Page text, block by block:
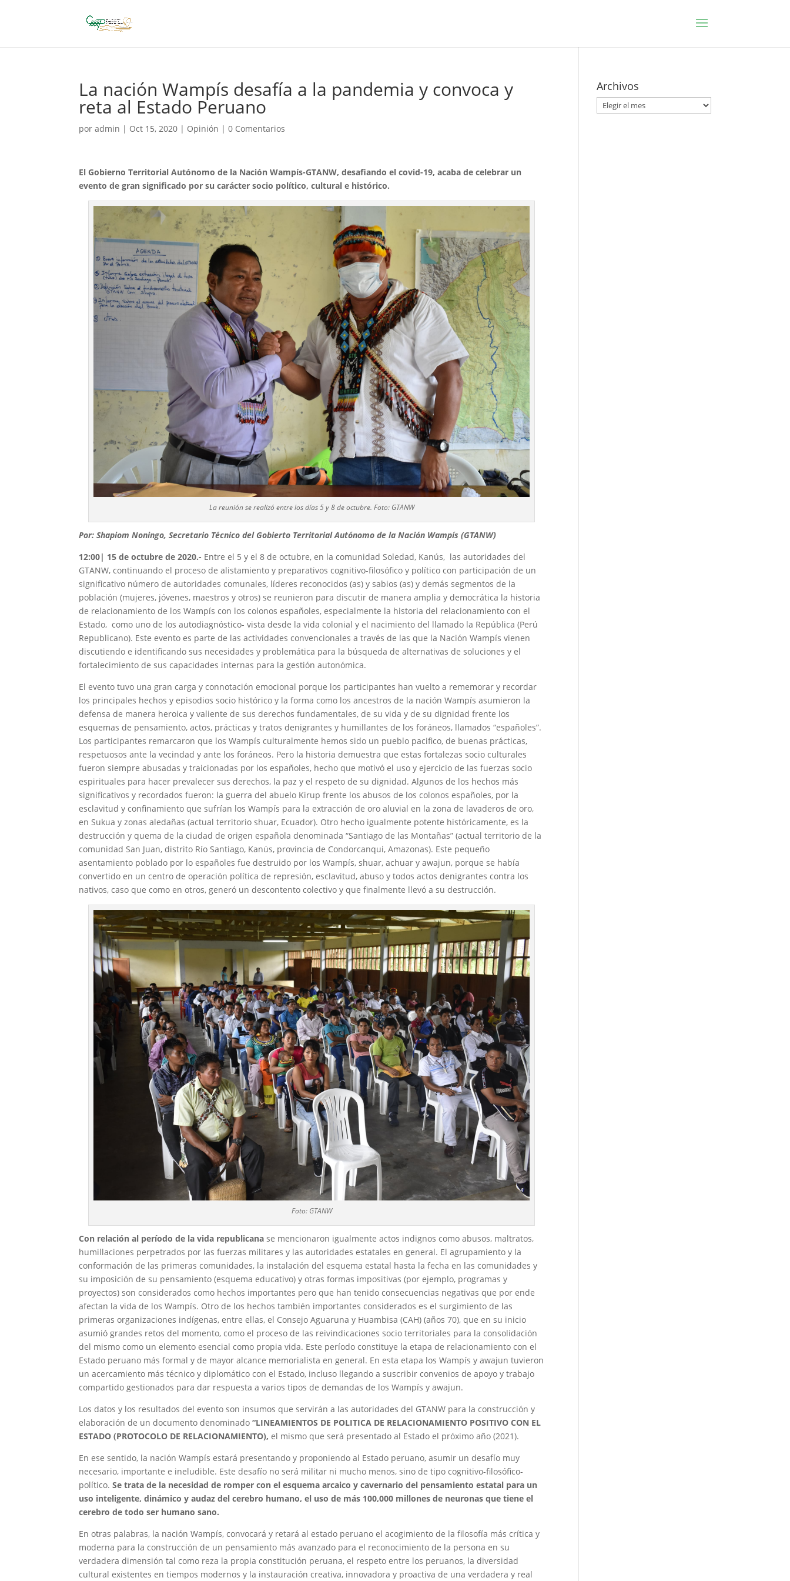
La nación Wampís desafía a la pandemia y convoca y
reta al Estado Peruano
poradmin | Oct 15, 2020 | Opinión |0 Comentarios
El Gobierno Territorial Autónomo de la Nación Wampís-GTANW, desafiando el covid-19, acaba de celebrar un
evento de gran significado por su carácter socio político, cultural e histórico.
La reunión se realizó entre los días 5 y 8 de octubre. Foto: GTANW
Por: Shapiom Noningo, Secretario Técnico del Gobierto Territorial Autónomo de la Nación Wampís (GTANW)
12:00| 15 de octubre de 2020.- Entre el 5 y el 8 de octubre, en la comunidad Soledad, Kanús, las autoridades del
GTANW, continuando el proceso de alistamiento y preparativos cognitivo-filosófico y político con participación de un
significativo número de autoridades comunales, líderes reconocidos (as) y sabios (as) y demás segmentos de la
población (mujeres, jóvenes, maestros y otros) se reunieron para discutir de manera amplia y democrática la historia
de relacionamiento de los Wampís con los colonos españoles, especialmente la historia del relacionamiento con el
Estado, como uno de los autodiagnóstico- vista desde la vida colonial y el nacimiento del llamado la República (Perú
Republicano). Este evento es parte de las actividades convencionales a través de las que la Nación Wampís vienen
discutiendo e identificando sus necesidades y problemática para la búsqueda de alternativas de soluciones y el
fortalecimiento de sus capacidades internas para la gestión autonómica.
El evento tuvo una gran carga y connotación emocional porque los participantes han vuelto a rememorar y recordar
los principales hechos y episodios socio histórico y la forma como los ancestros de la nación Wampís asumieron la
defensa de manera heroica y valiente de sus derechos fundamentales, de su vida y de su dignidad frente los
esquemas de pensamiento, actos, prácticas y tratos denigrantes y humillantes de los foráneos, llamados “españoles”.
Los participantes remarcaron que los Wampís culturalmente hemos sido un pueblo pacifico, de buenas prácticas,
respetuosos ante la vecindad y ante los foráneos. Pero la historia demuestra que estas fortalezas socio culturales
fueron siempre abusadas y traicionadas por los españoles, hecho que motivó el uso y ejercicio de las fuerzas socio
espirituales para hacer prevalecer sus derechos, la paz y el respeto de su dignidad. Algunos de los hechos más
significativos y recordados fueron: la guerra del abuelo Kirup frente los abusos de los colonos españoles, por la
esclavitud y confinamiento que sufrían los Wampís para la extracción de oro aluvial en la zona de lavaderos de oro,
en Sukua y zonas aledañas (actual territorio shuar, Ecuador). Otro hecho igualmente potente históricamente, es la
destrucción y quema de la ciudad de origen española denominada “Santiago de las Montañas” (actual territorio de la
comunidad San Juan, distrito Río Santiago, Kanús, provincia de Condorcanqui, Amazonas). Este pequeño
asentamiento poblado por lo españoles fue destruido por los Wampís, shuar, achuar y awajun, porque se había
convertido en un centro de operación política de represión, esclavitud, abuso y todos actos denigrantes contra los
nativos, caso que como en otros, generó un descontento colectivo y que finalmente llevó a su destrucción.
Foto: GTANW
Con relación al período de la vida republicanase mencionaron igualmente actos indignos como abusos, maltratos,
humillaciones perpetrados por las fuerzas militares y las autoridades estatales en general. El agrupamiento y la
conformación de las primeras comunidades, la instalación del esquema estatal hasta la fecha en las comunidades y
su imposición de su pensamiento (esquema educativo) y otras formas impositivas (por ejemplo, programas y
proyectos) son considerados como hechos importantes pero que han tenido consecuencias negativas que por ende
afectan la vida de los Wampís. Otro de los hechos también importantes considerados es el surgimiento de las
primeras organizaciones indígenas, entre ellas, el Consejo Aguaruna y Huambisa (CAH) (años 70), que en su inicio
asumió grandes retos del momento, como el proceso de las reivindicaciones socio territoriales para la consolidación
del mismo como un elemento esencial como propia vida. Este período constituye la etapa de relacionamiento con el
Estado peruano más formal y de mayor alcance memorialista en general. En esta etapa los Wampís y awajun tuvieron
un acercamiento más técnico y diplomático con el Estado, incluso llegando a suscribir convenios de apoyo y trabajo
compartido gestionados para dar respuesta a varios tipos de demandas de los Wampís y awajun.
Los datos y los resultados del evento son insumos que servirán a las autoridades del GTANW para la construcción y
elaboración de un documento denominado“LINEAMIENTOS DE POLITICA DE RELACIONAMIENTO POSITIVO CON EL
ESTADO (PROTOCOLO DE RELACIONAMIENTO), el mismo que será presentado al Estado el próximo año (2021).
En ese sentido, la nación Wampís estará presentando y proponiendo al Estado peruano, asumir un desafío muy
necesario, importante e ineludible. Este desafío no será militar ni mucho menos, sino de tipo cognitivo-filosófico-
político.Se trata de la necesidad de romper con el esquema arcaico y cavernario del pensamiento estatal para un
uso inteligente, dinámico y audaz del cerebro humano, el uso de más 100,000 millones de neuronas que tiene el
cerebro de todo ser humano sano.
En otras palabras, la nación Wampís, convocará y retará al estado peruano el acogimiento de la filosofía más crítica y
moderna para la construcción de un pensamiento más avanzado para el reconocimiento de la persona en su
verdadera dimensión tal como reza la propia constitución peruana, el respeto entre los peruanos, la diversidad
cultural existentes en tiempos modernos y la instauración creativa, innovadora y proactiva de una verdadera y real
Archivos
Archivos